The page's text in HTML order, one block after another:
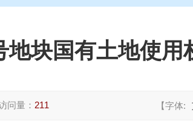
地块国有土地使用
问量： 211 【字体: